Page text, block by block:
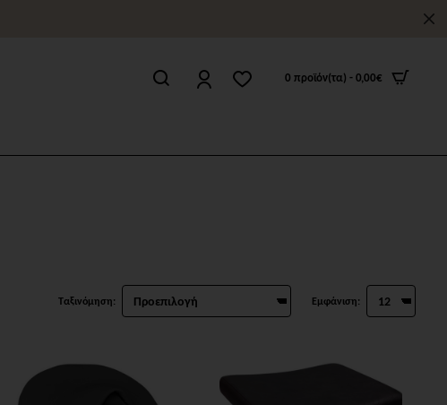
0 προϊόν(τα) - 0,00€
Ταξινόμηση: Εμφάνιση: